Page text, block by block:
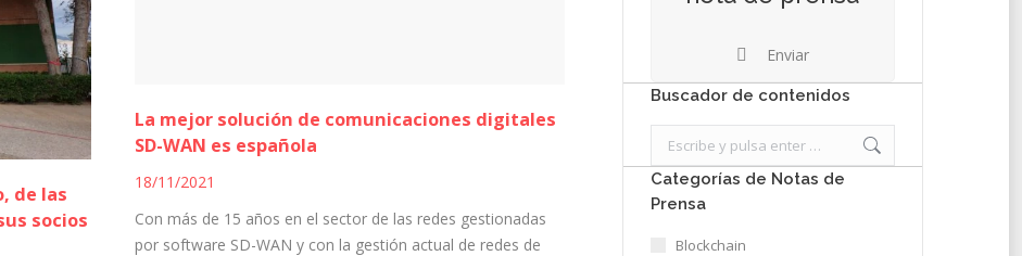
de las
socios
La mejor solución de comunicaciones digitales
SD-WAN es española
18/11/2021
Con más de 15 años en el sector de las redes gestionadas
por software SD-WAN y con la gestión actual de redes de
Enviar
Buscador de contenidos
Categorías de Notas de
Prensa
Blockchain